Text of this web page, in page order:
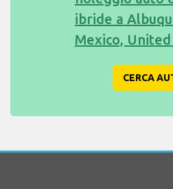
ibride a
Mexico,
CERCA